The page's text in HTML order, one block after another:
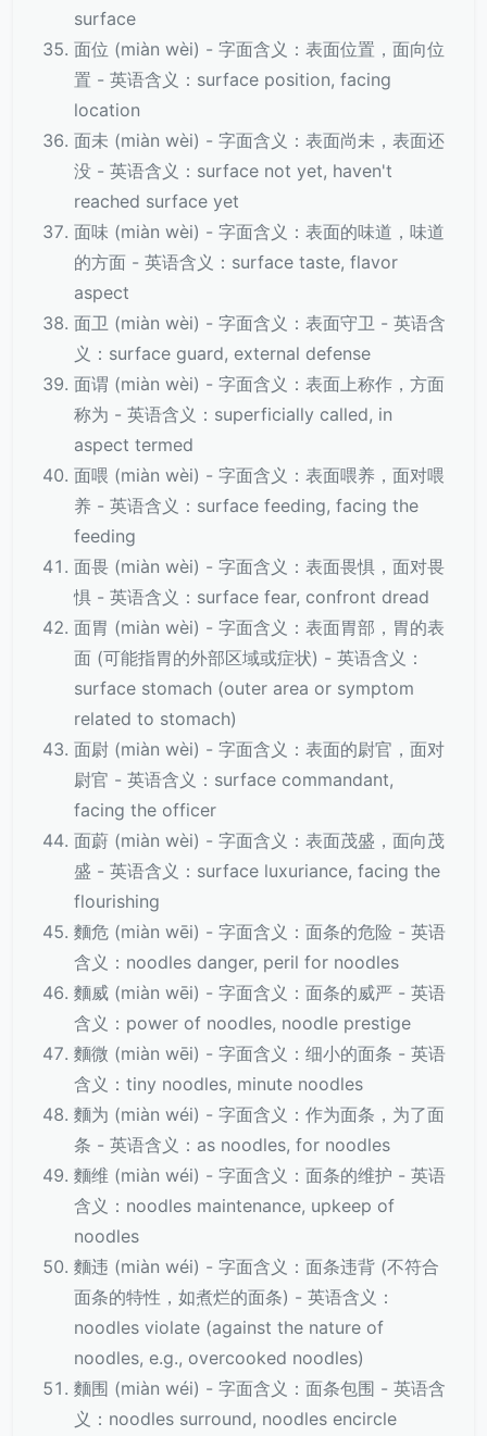
surface
面位 (miàn wèi) - 字面含义：表面位置，面向位
置 - 英语含义：surface position, facing
location
面未 (miàn wèi) - 字面含义：表面尚未，表面还
没 - 英语含义：surface not yet, haven't
reached surface yet
面味 (miàn wèi) - 字面含义：表面的味道，味道
的方面 - 英语含义：surface taste, flavor
aspect
面卫 (miàn wèi) - 字面含义：表面守卫 - 英语含
义：surface guard, external defense
面谓 (miàn wèi) - 字面含义：表面上称作，方面
称为 - 英语含义：superficially called, in
aspect termed
面喂 (miàn wèi) - 字面含义：表面喂养，面对喂
养 - 英语含义：surface feeding, facing the
feeding
面畏 (miàn wèi) - 字面含义：表面畏惧，面对畏
惧 - 英语含义：surface fear, confront dread
面胃 (miàn wèi) - 字面含义：表面胃部，胃的表
面 (可能指胃的外部区域或症状) - 英语含义：
surface stomach (outer area or symptom
related to stomach)
面尉 (miàn wèi) - 字面含义：表面的尉官，面对
尉官 - 英语含义：surface commandant,
facing the officer
面蔚 (miàn wèi) - 字面含义：表面茂盛，面向茂
盛 - 英语含义：surface luxuriance, facing the
flourishing
麵危 (miàn wēi) - 字面含义：面条的危险 - 英语
含义：noodles danger, peril for noodles
麵威 (miàn wēi) - 字面含义：面条的威严 - 英语
含义：power of noodles, noodle prestige
麵微 (miàn wēi) - 字面含义：细小的面条 - 英语
含义：tiny noodles, minute noodles
麵为 (miàn wéi) - 字面含义：作为面条，为了面
条 - 英语含义：as noodles, for noodles
麵维 (miàn wéi) - 字面含义：面条的维护 - 英语
含义：noodles maintenance, upkeep of
noodles
麵违 (miàn wéi) - 字面含义：面条违背 (不符合
面条的特性，如煮烂的面条) - 英语含义：
noodles violate (against the nature of
noodles, e.g., overcooked noodles)
麵围 (miàn wéi) - 字面含义：面条包围 - 英语含
义：noodles surround, noodles encircle